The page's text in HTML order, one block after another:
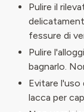
Pulire il
fessure di
Pulire
bagnarlo.
Evitare l'uso
lacca per